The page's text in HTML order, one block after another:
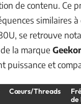
de contenu. Ce
similaires à
se retrouve
la marque
puissance et
Cœurs/Threads
de